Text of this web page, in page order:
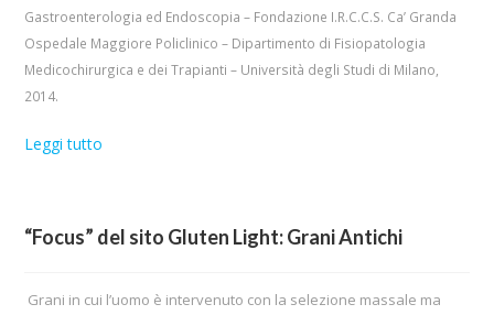
Gastroenterologia ed Endoscopia – Fondazione I.R.C.C.S. Ca’ Granda
Ospedale Maggiore Policlinico – Dipartimento di Fisiopatologia
Medicochirurgica e dei Trapianti – Università degli Studi di Milano,
2014.
Leggi tutto
“Focus” del sito Gluten Light: Grani Antichi
Grani in cui l’uomo è intervenuto con la selezione massale ma